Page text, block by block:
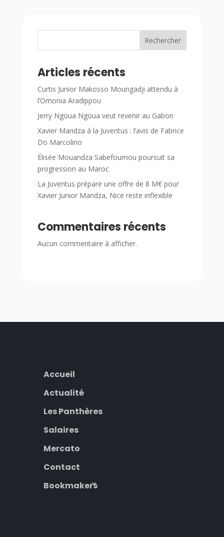
Rechercher
Articles récents
Curtis Junior Makosso Moungadji attendu à
l’Omonia Aradippou
Jerry Ngoua Ngoua veut revenir au Gabon
Xavier Mandza à la Juventus : l’avis de Fabrice
Do Marcolino
Élisée Mouandza Sabefoumou poursuit sa
progression au Maroc
La Juventus prépare une offre de 8 M€ pour
Xavier Junior Mandza, Nice reste inflexible
Commentaires récents
Aucun commentaire à afficher.
Accueil
Actualité
Les Panthères
Salaires
Mercato
Contact
Bookmakers